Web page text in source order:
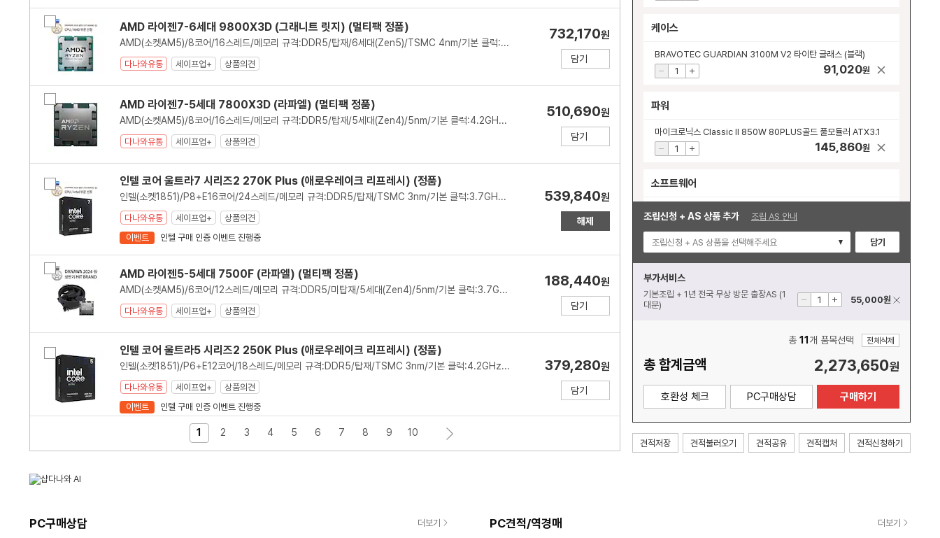
교
AMD 라이젠7-6세대 9800X3D (그래니트 릿지) (멀티팩 정품)
AMD(소켓AM5)/8코어/16스레드/메모리 규격:DDR5/탑재/6세대(Zen5)/TSMC 4nm/기본 클럭:4.7GHz/최대 클럭:5.2GHz/L2 캐시:8MB/L3 캐시:96MB/TDP:120W/PCIe5.0/5600MHz/AMD 라데온 그래픽/기술 지원:AMD Ryzen Master,AMD 3D V캐시,SMT(하이퍼스레딩)/쿨러:미포함/시네벤치R23(싱글):2073/시네벤치R23(멀티):23334/출시가: 479달러(VAT별도)
다나와유통 세이프업+ 상품의견
732,170원
담기
AMD 라이젠7-5세대 7800X3D (라파엘) (멀티팩 정품)
AMD(소켓AM5)/8코어/16스레드/메모리 규격:DDR5/탑재/5세대(Zen4)/5nm/기본 클럭:4.2GHz/최대 클럭:5.0GHz/L2 캐시:8MB/L3 캐시:96MB/TDP:120W/PPT:162W/PCIe5.0/5200MHz/AMD 라데온 그래픽/기술 지원:AMD Ryzen Master,AMD 3D V캐시,SMT(하이퍼스레딩)/쿨러:미포함/시네벤치R23(싱글):1788/시네벤치R23(멀티):18208
다나와유통 세이프업+ 상품의견
510,690원
담기
교
인텔 코어 울트라7 시리즈2 270K Plus (애로우레이크 리프레시) (정품)
인텔(소켓1851)/P8+E16코어/24스레드/메모리 규격:DDR5/탑재/TSMC 3nm/기본 클럭:3.7GHz/최대 클럭:5.5GHz/L2 캐시:40MB/L3 캐시:36MB/PBP-MTP:125-250W/PCIe5.0, 4.0/7200MHz/인텔 그래픽스(Xe LPG)/기술 지원:인텔 XTU,인텔 퀵싱크,인텔 딥러닝부스트/쿨러:미포함
다나와유통 세이프업+
상품의견
이벤트
인텔 구매 인증 이벤트 진행중
539,840원
해제
AMD 라이젠5-5세대 7500F (라파엘) (멀티팩 정품)
AMD(소켓AM5)/6코어/12스레드/메모리 규격:DDR5/미탑재/5세대(Zen4)/5nm/기본 클럭:3.7GHz/최대 클럭:5.0GHz/L2 캐시:6MB/L3 캐시:32MB/TDP:65W/PPT:88W/PCIe5.0/5200MHz/기술 지원:SMT(하이퍼스레딩)/쿨러:Wraith Stealth 포함/시네벤치R23(싱글):1824/시네벤치R23(멀티):13824/출시가: 179달러(VAT별도)
다나와유통 세이프업+ 상품의견
188,440원
담기
인텔 코어 울트라5 시리즈2 250K Plus (애로우레이크 리프레시) (정품)
인텔(소켓1851)/P6+E12코어/18스레드/메모리 규격:DDR5/탑재/TSMC 3nm/기본 클럭:4.2GHz/최대 클럭:5.3GHz/L2 캐시:30MB/L3 캐시:30MB/PBP-MTP:125-159W/PCIe5.0, 4.0/7200MHz/인텔 그래픽스(Xe LPG)/기술 지원:인텔 XTU,인텔 퀵싱크,인텔 딥러닝부스트/쿨러:미포함
다나와유통 세이프업+
상품의견
이벤트
인텔 구매 인증 이벤트 진행중
379,280원
담기
AMD 라이젠5-6세대 9600X (그래니트 릿지) (멀티팩 정품) 289,190원
교
179,440
1 2 3 4 5 6 7 8 9 10
케이스
BRAVOTEC GUARDIAN 3100M V2 타이탄 글래스 (블랙)
91,020원
파워
마이크로닉스 Classic II 850W 80PLUS골드 풀모듈러 ATX3.1
145,860원
소프트웨어
Microsoft Windows 11 Home (처음사용자용 한글)
모니터
마우스
사운드바
조립신청 + AS 상품 추가 조립 AS 안내
조립신청 + AS 상품을 선택해주세요 담기
부가서비스
기본조립 + 1년 전국 무상 방문 출장AS (1
대분)
55,000원
총 11개 품목선택 전체삭제
총 합계금액 2,273,650원
호환성 체크 PC구매상담 구매하기
견적저장 견적불러오기 견적공유 견적캡처 견적신청하기
PC구매상담 더보기 PC견적/역경매 더보기